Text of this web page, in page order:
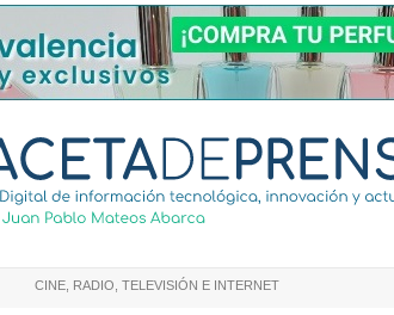
CINE, RADIO, TELEVISIÓN E INTERNET